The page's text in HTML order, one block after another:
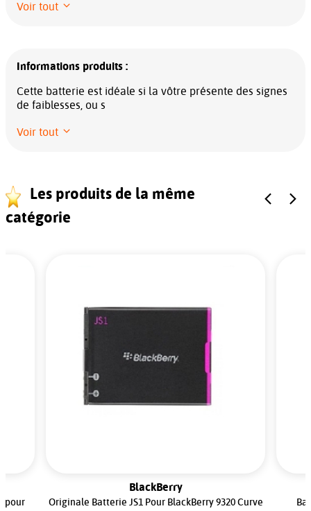
Voir tout
Informations produits :
Cette batterie est idéale si la vôtre présente des signes
de faiblesses, ou s
Voir tout
Les produits de la même
catégorie
pour
BlackBerry
Originale Batterie JS1 Pour BlackBerry 9320 Curve